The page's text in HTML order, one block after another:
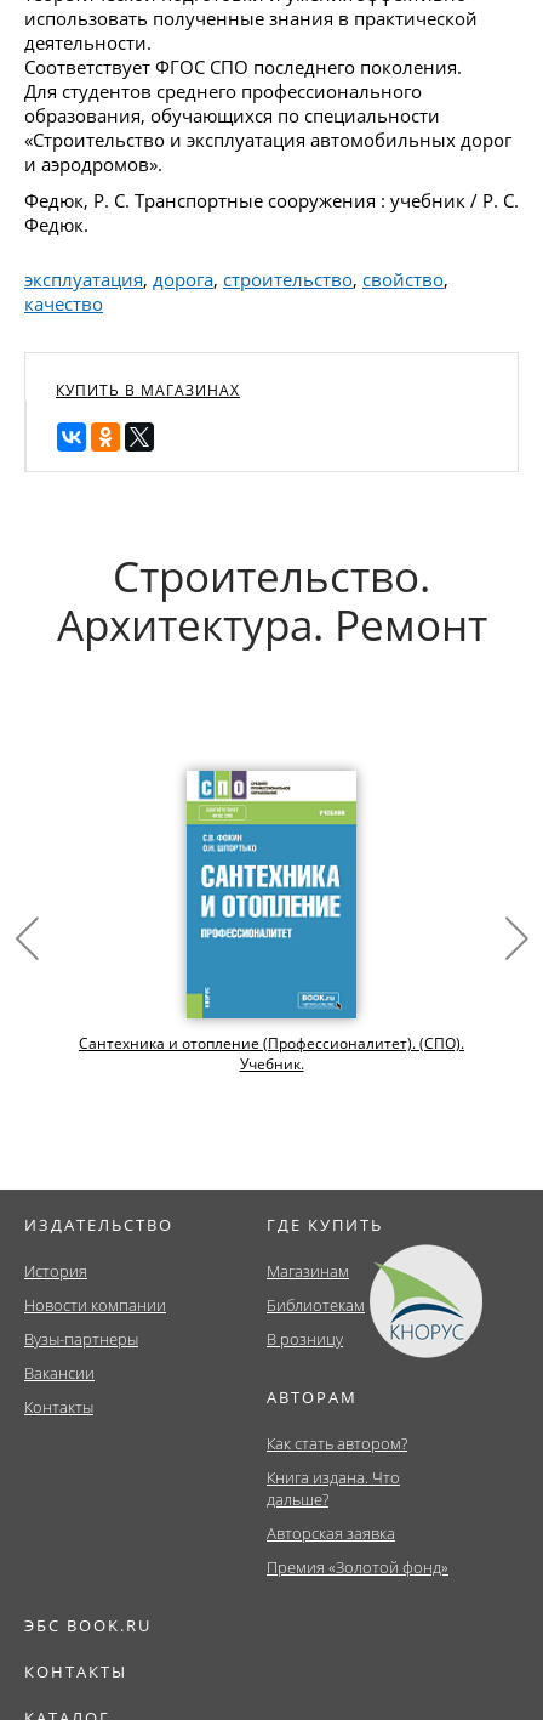
использовать полученные знания в практической
деятельности.
Соответствует ФГОС СПО последнего поколения.
Для студентов среднего профессионального
образования, обучающихся по специальности
«Строительство и эксплуатация автомобильных дорог
и аэродромов».
Федюк, Р. С. Транспортные сооружения : учебник / Р. С.
Федюк.
эксплуатация, дорога, строительство, свойство,
качество
КУПИТЬ В МАГАЗИНАХ
Строительство.
Архитектура. Ремонт
Сантехника и отопление (Профессионалитет). (СПО).
Учебник.
ИЗДАТЕЛЬСТВО
История
Новости компании
Вузы-партнеры
Вакансии
Контакты
ГДЕ КУПИТЬ
Магазинам
Библиотекам
В розницу
АВТОРАМ
Как стать автором?
Книга издана. Что
дальше?
Авторская заявка
Премия «Золотой фонд»
ЭБС BOOK.RU
КОНТАКТЫ